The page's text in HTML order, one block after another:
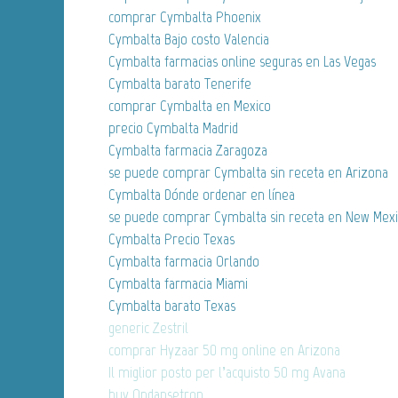
comprar Cymbalta Phoenix
Cymbalta Bajo costo Valencia
Cymbalta farmacias online seguras en Las Vegas
Cymbalta barato Tenerife
comprar Cymbalta en Mexico
precio Cymbalta Madrid
Cymbalta farmacia Zaragoza
se puede comprar Cymbalta sin receta en Arizona
Cymbalta Dónde ordenar en línea
se puede comprar Cymbalta sin receta en New
Cymbalta Precio Texas
Cymbalta farmacia Orlando
Cymbalta farmacia Miami
Cymbalta barato Texas
generic Zestril
comprar Hyzaar 50 mg online en Arizona
Il miglior posto per l’acquisto 50 mg Avana